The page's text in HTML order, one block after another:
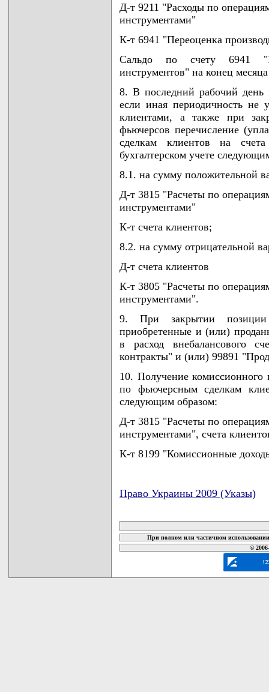
Д-т 9211 "Расходы по
инструментами"
К-т 6941 "Переоценка
Сальдо по счету 6941
инструментов" на конец
8. В последний рабочий день
если иная периодичность не
клиентами, а также при
фьючерсов перечисление
сделкам клиентов на
бухгалтерском учете
8.1. на сумму положительной
Д-т 3815 "Расчеты по
инструментами"
К-т счета клиентов;
8.2. на сумму отрицательной
Д-т счета клиентов
К-т 3805 "Расчеты по
инструментами".
9. При закрытии позиции
приобретенные и (или)
в расход внебалансового
контракты" и (или) 99891
10. Получение комиссионного
по фьючерсным сделкам
следующим образом:
Д-т 3815 "Расчеты по
инструментами", счета
К-т 8199 "Комиссионные
Право Украины 2009 (Указы)
При полном или частичном
©